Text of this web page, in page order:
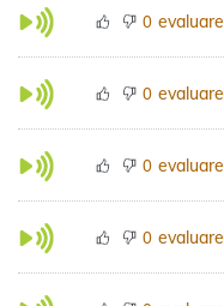
0 evaluare
0 evaluare
0 evaluare
0 evaluare